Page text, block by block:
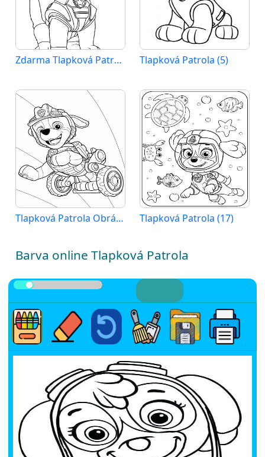
Zdarma Tlapková Patrola Vymalovatelné Tlapková Patrola (5)
Tlapková Patrola Obrázek Tlapková Patrola (17)
Barva online Tlapková Patrola